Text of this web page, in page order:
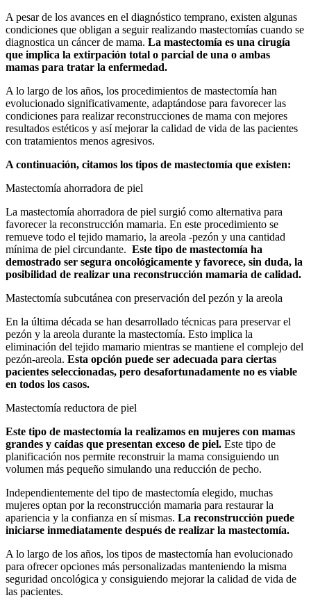
A pesar de los avances en el diagnóstico temprano, existen algunas
condiciones que obligan a seguir realizando mastectomías cuando se
diagnostica un cáncer de mama. La mastectomía es una cirugía
que implica la extirpación total o parcial de una o ambas
mamas para tratar la enfermedad.
A lo largo de los años, los procedimientos de mastectomía han
evolucionado significativamente, adaptándose para favorecer las
condiciones para realizar reconstrucciones de mama con mejores
resultados estéticos y así mejorar la calidad de vida de las pacientes
con tratamientos menos agresivos.
A continuación, citamos los tipos de mastectomía que existen:
Mastectomía ahorradora de piel
La mastectomía ahorradora de piel surgió como alternativa para
favorecer la reconstrucción mamaria. En este procedimiento se
remueve todo el tejido mamario, la areola -pezón y una cantidad
mínima de piel circundante. Este tipo de mastectomía ha
demostrado ser segura oncológicamente y favorece, sin duda, la
posibilidad de realizar una reconstrucción mamaria de calidad.
Mastectomía subcutánea con preservación del pezón y la areola
En la última década se han desarrollado técnicas para preservar el
pezón y la areola durante la mastectomía. Esto implica la
eliminación del tejido mamario mientras se mantiene el complejo del
pezón-areola. Esta opción puede ser adecuada para ciertas
pacientes seleccionadas, pero desafortunadamente no es viable
en todos los casos.
Mastectomía reductora de piel
Este tipo de mastectomía la realizamos en mujeres con mamas
grandes y caídas que presentan exceso de piel. Este tipo de
planificación nos permite reconstruir la mama consiguiendo un
volumen más pequeño simulando una reducción de pecho.
Independientemente del tipo de mastectomía elegido, muchas
mujeres optan por la reconstrucción mamaria para restaurar la
apariencia y la confianza en sí mismas. La reconstrucción puede
iniciarse inmediatamente después de realizar la mastectomía.
A lo largo de los años, los tipos de mastectomía han evolucionado
para ofrecer opciones más personalizadas manteniendo la misma
seguridad oncológica y consiguiendo mejorar la calidad de vida de
las pacientes.